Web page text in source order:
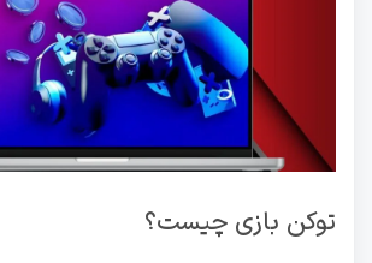
توکن بازی چیست؟